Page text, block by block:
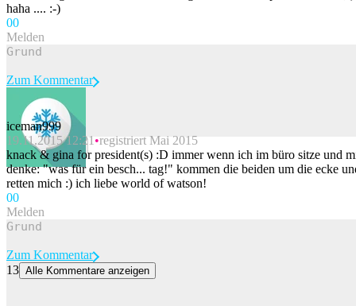
haha .... :-)
00
Melden
Beitrag melden
Zum Kommentar
iceman999
19.11.2015 12:21 registriert Mai 2015
knack & gina for president(s) :D immer wenn ich im büro sitze und
denke: "was für ein besch... tag!" kommen die beiden um die ecke
retten mich :) ich liebe world of watson!
00
Melden
Zum Kommentar
13 Alle Kommentare anzeigen